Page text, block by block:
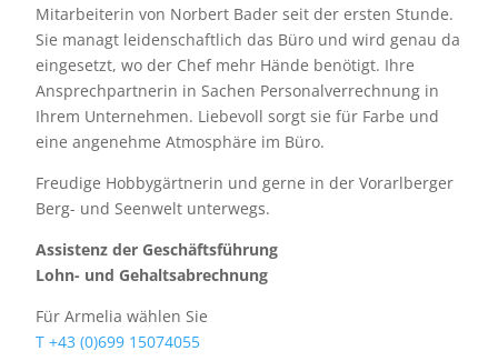
Mitarbeiterin von Norbert Bader seit der ersten Stunde.
Sie managt leidenschaftlich das Büro und wird genau da
eingesetzt, wo der Chef mehr Hände benötigt. Ihre
Ansprechpartnerin in Sachen Personalverrechnung in
Ihrem Unternehmen. Liebevoll sorgt sie für Farbe und
eine angenehme Atmosphäre im Büro.
Freudige Hobbygärtnerin und gerne in der Vorarlberger
Berg- und Seenwelt unterwegs.
Assistenz der Geschäftsführung
Lohn- und Gehaltsabrechnung
Für Armelia wählen Sie
T +43 (0)699 15074055